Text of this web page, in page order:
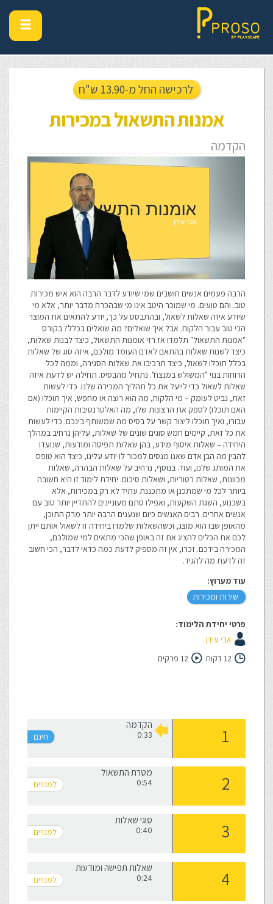
לרכישה החל מ-13.90 ש"ח
אמנות התשאול במכירות
הקדמה
הרבה פעמים אנשים חושבים שמי שיודע לדבר הרבה הוא איש מכירות
טוב. והם טועים. מי שמוכר היטב אינו מי שבהכרח מדבר יותר, אלא מי
שיודע איזה שאלות לשאול, ובהתבסס על כך, יודע להתאים את המוצר
הכי טוב עבור הלקוח. אבל איך שואלים? מה שואלים בכלל? בקורס
"אמנות התשאול" תלמדו אז רזי אומנות התשאול, כיצד לבנות שאלות,
כיצד לשנות שאלות בהתאם לאדם העומד מולכם, איזה סוג של שאלות
בכלל תוכלו לשאול, כיצד תרכיבו את שאלות הסגירה, וממה לכל
הרוחות בנוי "המשולש במנצח". נתחיל מהבסיס. תחילה יש לדעת איזה
שאלות לשאול כדי לייעל את כל תהליך המכירה שלנו. כדי לעשות
זאת, נביט לעומק – מי הלקוח, מה הוא רוצה או מחפש, איך תוכלו (אם
האם תוכלו) לספק את הרצונות שלו, מה האלטרנטיבות הקיימות
עבורו, ואיך תוכלו ליצור קשר על בסיס מה שמשותף בינכם. כדי לעשות
את כל זאת, קיימים חמש סוגים שונים של שאלות, עליהן נרחיב במהלך
היחידה – שאלות איסוף מידע, בהן שאלות תפיסה ומודעות, שנועדו
להבין מה הבן אדם שאנו מנסים למכור לו יודע עלינו, כיצד הוא טופס
את המותג שלנו, ועוד. בנוסף, נרחיב על שאלות הבהרה, שאלות
מכוונות, שאלות רטוריות, ושאלות סיכום. יחידת לימוד זו היא חשובה
ביותר לכל מי שמתכנן או מתכננת עתיד לא רק במכירות, אלא
בשכנוע, השגת השקעות, ואפילו סתם מעוניינים להתדיין יותר טוב עם
אנשים אחרים. רבים האנשים כיום שנענים הרבה יותר מרק התוכן,
מהאופן שבו הוא מוצג, וכשהשאלות שלמדו ביחידה זו לשאול אותם ייתן
לכם את הכלים להציג את זה באופן שהכי מתאים למי שמולכם,
המכירה בידכם. זכרו, אין זה מספיק לדעת כמה כדאי לדבר, הכי חשוב
זה לדעת מה להגיד.
עוד מערוץ:
שירות ומכירות
פרטי יחידת הלימוד:
אבי עידן
12 דקות
12 פרקים
הקדמה
0:33
מטרת התשאול
0:54
סוגי שאלות
0:40
שאלות תפישה ומודעות
0:24